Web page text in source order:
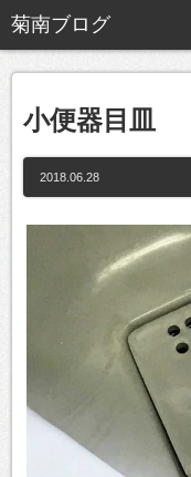
小便器目皿
2018.06.28